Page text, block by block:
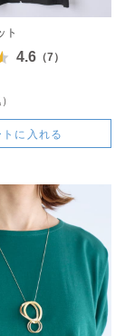
ト
4.6（7）
トに入れる